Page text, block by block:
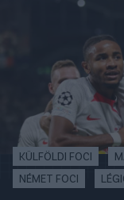
KÜLFÖLDI FOCI
NÉMET FOCI